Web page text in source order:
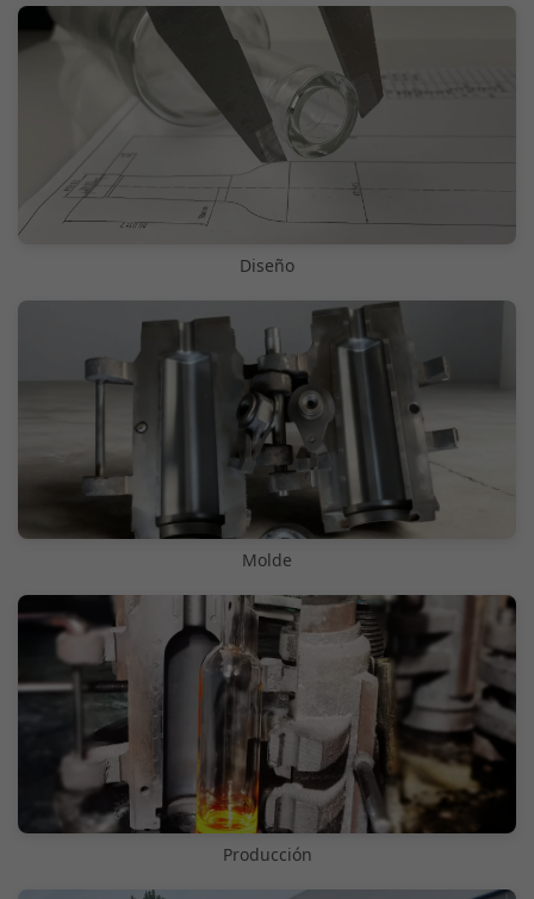
Diseño
Molde
Producción